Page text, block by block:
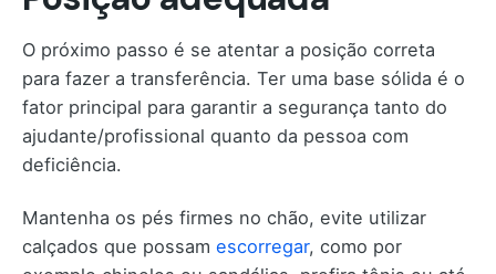
O próximo passo é se atentar a posição correta
para fazer a transferência. Ter uma base sólida é o
fator principal para garantir a segurança tanto do
ajudante/profissional quanto da pessoa com
deficiência.
Mantenha os pés firmes no chão, evite utilizar
calçados que possam escorregar, como por